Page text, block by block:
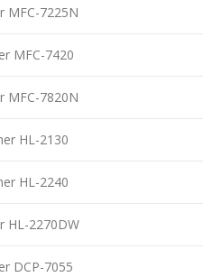
MFC-7225N
MFC-7420
MFC-7820N
HL-2130
HL-2240
HL-2270DW
DCP-7055